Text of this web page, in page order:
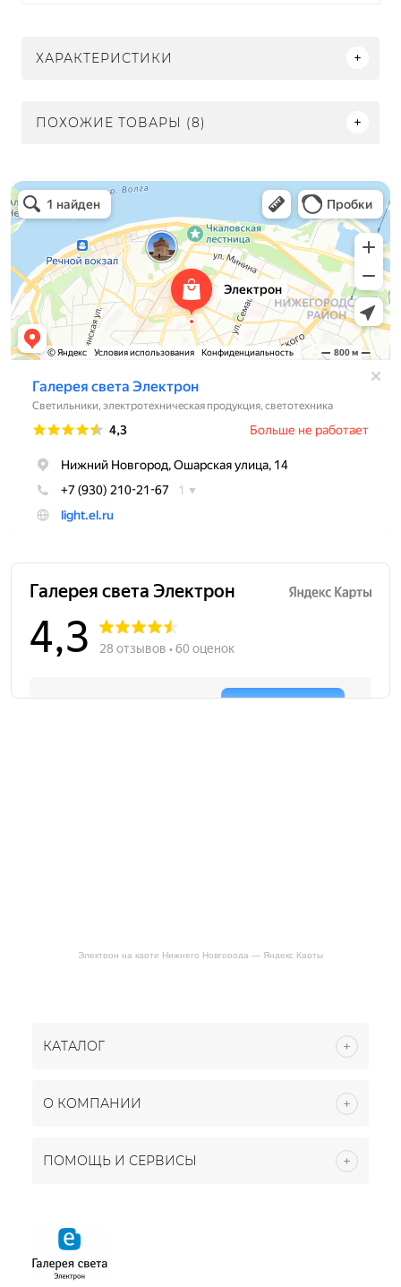
ХАРАКТЕРИСТИКИ
ПОХОЖИЕ ТОВАРЫ (8)
Электрон
Светильники в Нижнем Новгороде
Электротехническая продукция в Нижнем Новгороде
Электрон на карте Нижнего Новгорода — Яндекс Карты
КАТАЛОГ
О КОМПАНИИ
ПОМОЩЬ И СЕРВИСЫ